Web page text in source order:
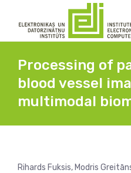
Processing of
blood vessel
multimodal
Rihards Fuksis, Modris